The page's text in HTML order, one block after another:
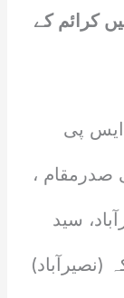
کرائم کے
ایس پی
صدرمقام ،
سید
(نصیرآباد)